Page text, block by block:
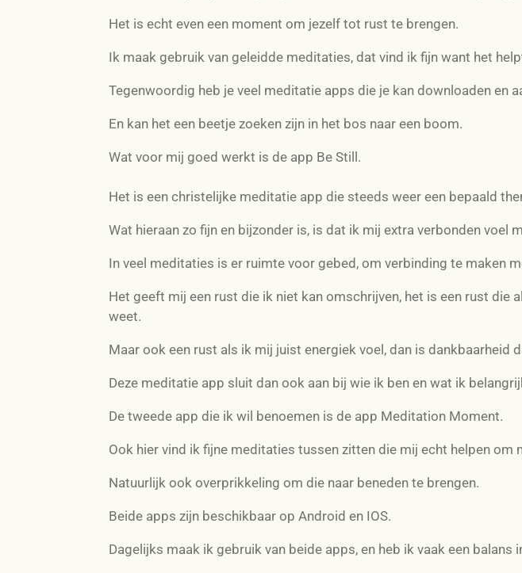
Het is echt even een moment om jezelf tot rust te brengen.
Ik maak gebruik van geleidde meditaties, dat vind ik fijn want het
Tegenwoordig heb je veel meditatie apps die je kan downloaden en
En kan het een beetje zoeken zijn in het bos naar een boom.
Wat voor mij goed werkt is de app Be Still.
Het is een christelijke meditatie app die steeds weer een bepaald
Wat hieraan zo fijn en bijzonder is, is dat ik mij extra verbonden voel
In veel meditaties is er ruimte voor gebed, om verbinding te maken
Het geeft mij een rust die ik niet kan omschrijven, het is een rust die
weet.
Maar ook een rust als ik mij juist energiek voel, dan is dankbaarheid
Deze meditatie app sluit dan ook aan bij wie ik ben en wat ik
De tweede app die ik wil benoemen is de app Meditation Moment.
Ook hier vind ik fijne meditaties tussen zitten die mij echt helpen
Natuurlijk ook overprikkeling om die naar beneden te brengen.
Beide apps zijn beschikbaar op Android en IOS.
Dagelijks maak ik gebruik van beide apps, en heb ik vaak een balans